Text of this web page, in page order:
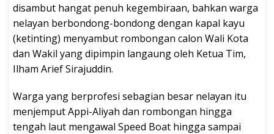
disambut hangat penuh kegembiraan, bahkan warga
nelayan berbondong-bondong dengan kapal kayu
(ketinting) menyambut rombongan calon Wali Kota
dan Wakil yang dipimpin langaung oleh Ketua Tim,
Ilham Arief Sirajuddin.
Warga yang berprofesi sebagian besar nelayan itu
menjemput Appi-Aliyah dan rombongan hingga
tengah laut mengawal Speed Boat hingga sampai